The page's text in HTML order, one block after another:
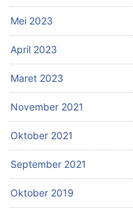
Mei 2023
April 2023
Maret 2023
November 2021
Oktober 2021
September 2021
Oktober 2019